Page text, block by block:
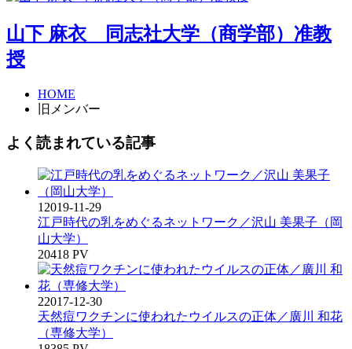
山下 麻衣 同志社大学（商学部）准教
授
HOME
旧メンバー
よく読まれている記事
12019-11-29
江戸時代の乳をめぐるネットワーク／沢山 美果子（岡
山大学）
20418 PV
22017-12-30
天然痘ワクチンに使われたウイルスの正体／廣川 和花
（専修大学）